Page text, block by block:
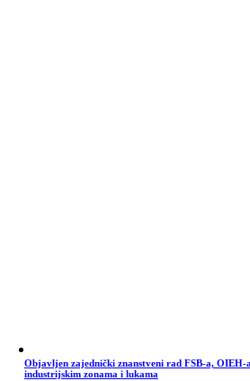
Objavljen zajednički znanstveni rad FSB-a,
industrijskim zonama i lukama